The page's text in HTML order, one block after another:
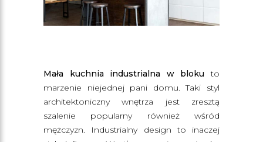
Mała kuchnia industrialna w bloku to
marzenie niejednej pani domu. Taki styl
architektoniczny wnętrza jest zresztą
szalenie popularny również wśród
mężczyzn. Industrialny design to inaczej